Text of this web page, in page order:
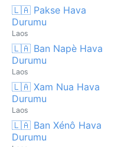
🇱🇦 Pakse Hava
Durumu
Laos
🇱🇦 Ban Napè Hava
Durumu
Laos
🇱🇦 Xam Nua Hava
Durumu
Laos
🇱🇦 Ban Xénô Hava
Durumu